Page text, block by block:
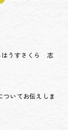
はうすさくら 志
ついてお伝えしま